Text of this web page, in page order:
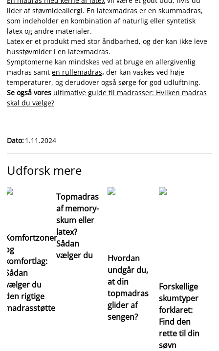
lider af støvmideallergi. En latexmadras er en skummadras,
som indeholder en kombination af naturlig eller syntetisk
latex og andre materialer.
Latex er et produkt med stor åndbarhed, og der kan ikke leve
husstøvmider i en latexmadras.
Symptomerne kan mindskes ved at bruge en allergivenlig
madras samt en rullemadras, der kan vaskes ved høje
temperaturer, og derudover også sørge for god udluftning.
Se også vores ultimative guide til madrasser: Hvilken madras
skal du vælge?
Dato:1.11.2024
Udforsk mere
Komfortzoner
og
komfortlag:
Sådan
vælger du
den rigtige
madrasstøtte
Topmadras
af memory-
skum eller
latex?
Sådan
vælger du
Hvordan
undgår du,
at din
topmadras
glider af
sengen?
Forskellige
skumtyper
forklaret:
Find den
rette til din
søvn